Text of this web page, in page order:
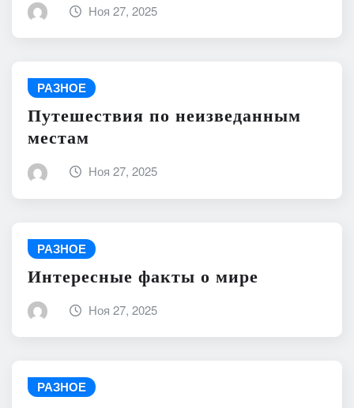
Ноя 27, 2025
РАЗНОЕ
Путешествия по неизведанным
местам
Ноя 27, 2025
РАЗНОЕ
Интересные факты о мире
Ноя 27, 2025
РАЗНОЕ